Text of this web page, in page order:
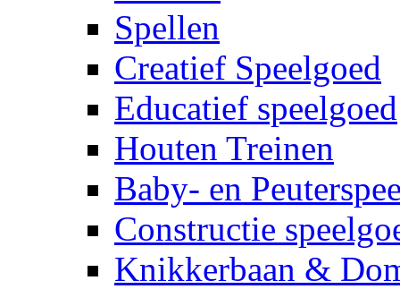
Spellen
Creatief Speelgoed
Educatief speelgoed
Houten Treinen
Baby- en
Constructie
Knikkerbaan &